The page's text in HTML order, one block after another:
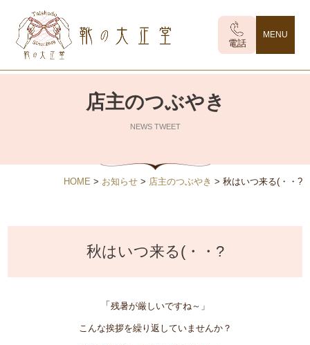
電話
MENU
店主のつぶやき
NEWS TWEET
HOME > お知らせ> 店主のつぶやき > 秋はいつ来る(・・?
秋はいつ来る(・・?
「 残暑が厳しいですね～」
こんな挨拶を繰り返していませんか？